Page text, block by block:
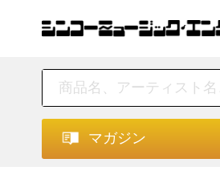
マガジン